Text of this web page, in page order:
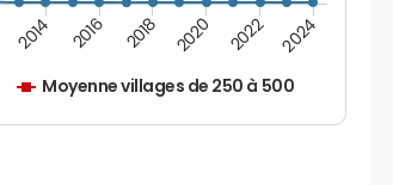
Moyenne villages de 250 à 500
2014 2016 2018 2020 2022 2024